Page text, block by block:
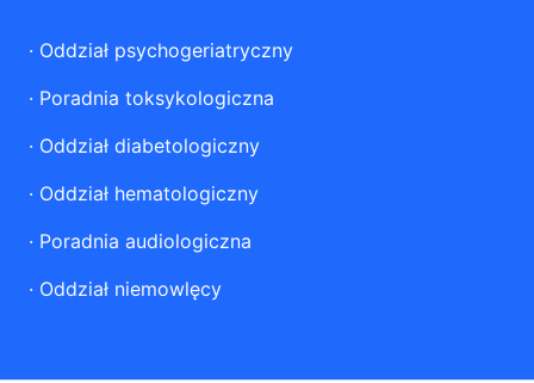
· Oddział psychogeriatryczny
· Poradnia toksykologiczna
· Oddział diabetologiczny
· Oddział hematologiczny
· Poradnia audiologiczna
· Oddział niemowlęcy